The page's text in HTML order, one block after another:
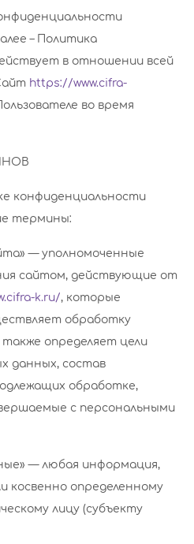
– Политика
в отношении всей
https://www.cifra-
во время
конфиденциальности
термины:
— уполномоченные
сайтом, действующие от
k.ru/, которые
обработку
определяет цели
данных, состав
обработке,
с персональными
— любая информация,
косвенно определенному
лицу (субъекту